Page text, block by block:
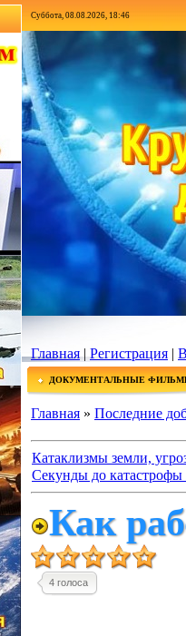
Суббота, 08.08.2026, 18:46
Главная|Регистрация |
ДОКУМЕНТАЛЬНЫЕ
Главная » Последние
Катаклизмы земли,
Секунды до катастрофы
Как
4 голоса